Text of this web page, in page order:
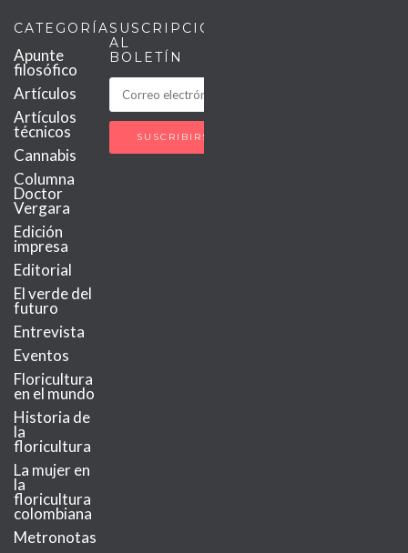
CATEGORÍAS
Apunte
filosófico
Artículos
Artículos
técnicos
Cannabis
Columna
Doctor
Vergara
Edición
impresa
Editorial
El verde del
futuro
Entrevista
Eventos
Floricultura
en el mundo
Historia de
la
floricultura
La mujer en
la
floricultura
colombiana
Metronotas
SUSCRIPCIÓN
AL
BOLETÍN